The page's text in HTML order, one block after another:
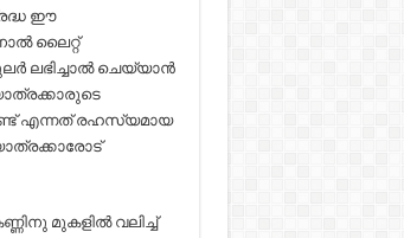
ഈ
ലൈറ്റ്
ലഭിച്ചാൽ ചെയ്യാൻ
എന്നത് രഹസ്യമായ
മുകളിൽ വലിച്ച്